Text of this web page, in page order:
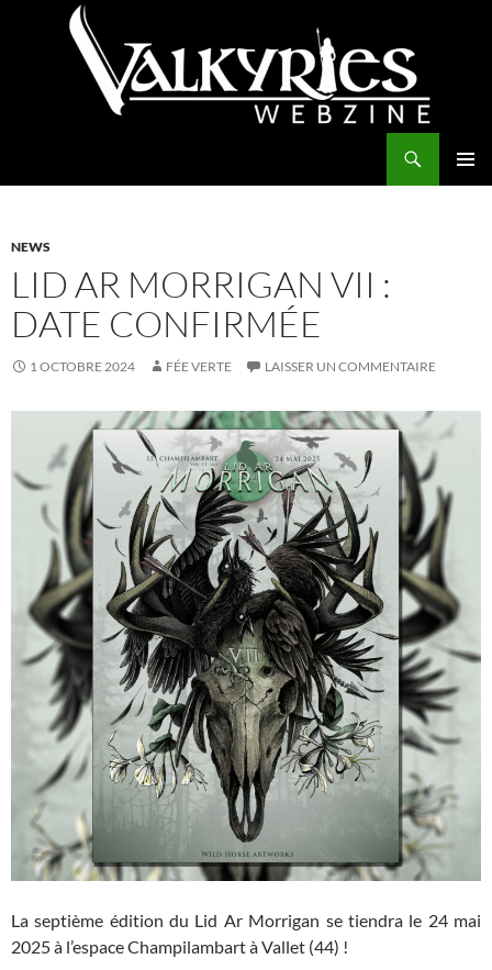
NEWS
LID AR MORRIGAN VII :
DATE CONFIRMÉE
1 OCTOBRE 2024 FÉE VERTE LAISSER UN COMMENTAIRE
La septième édition du Lid Ar Morrigan se tiendra le 24 mai
2025 à l’espace Champilambart à Vallet (44) !